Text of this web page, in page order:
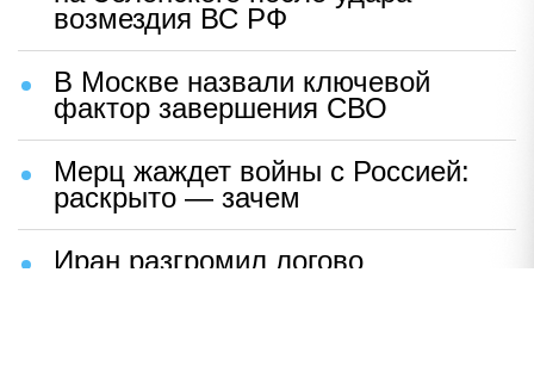
возмездия ВС РФ
В Москве назвали ключевой
фактор завершения СВО
Мерц жаждет войны с Россией:
раскрыто — зачем
Иран разгромил логово